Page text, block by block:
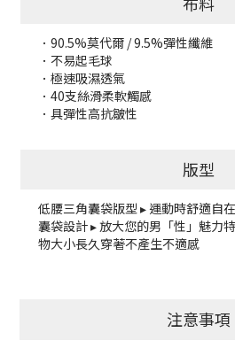
．90.5%莫代爾 / 9.5%彈性纖維
．不易起毛球
．極速吸濕透氣
．40支絲滑柔軟觸感
．具彈性高抗皺性
版型
低腰三角囊袋版型 ▸ 運動時舒適自
囊袋設計 ▸ 放大您的男「性」魅力
物大小長久穿著不產生不適感
注意事項